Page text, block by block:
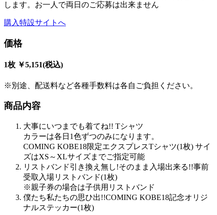
します。お一人で両日のご応募は出来ません
購入特設サイトへ
価格
1枚 ￥5,151(税込)
※ 別途、配送料など各種手数料は各自ご負担ください。
商品内容
大事にいつまでも着てね!! Tシャツ
カラーは各日1色ずつのみになります。
COMING KOBE18限定エクスプレスTシャツ(1枚) サイ
ズはXS～XLサイズまでご指定可能
リストバンド引き換え無し!そのまま入場出来る!!事前
受取入場リストバンド(1枚)
※親子券の場合は子供用リストバンド
僕たち私たちの思ひ出!!COMING KOBE18記念オリジ
ナルステッカー(1枚)